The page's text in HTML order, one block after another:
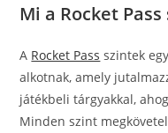
Mi a Rocket
A Rocket Pass szintek
alkotnak, amely
játékbeli tárgyakkal,
Minden szint